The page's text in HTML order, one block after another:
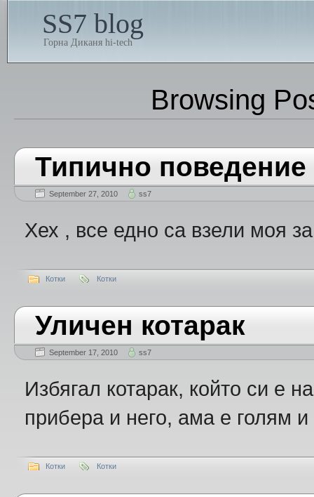
SS7 blog
Горна Диканя hi-tech
Browsing
Типично поведение
September 27, 2010 ss7
Хех , все едно са взели моя
Котки Котки
Уличен котарак
September 17, 2010 ss7
Избягал котарак, който си е
прибера и него, ама е голям
Котки Котки